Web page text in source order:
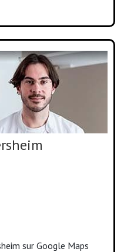
sur Google Maps